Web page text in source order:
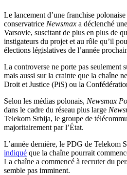
Le lancement d’une franchise
conservatrice Newsmax a déclenché
Varsovie, suscitant de plus en plus de
instigateurs du projet et au rôle qu’il
élections législatives de l’année
La controverse ne porte pas seulement
mais aussi sur la crainte que la chaîne
Droit et Justice (PiS) ou la
Selon les médias polonais, Newsmax
dans le cadre du réseau plus large
Telekom Srbija, le groupe de
majoritairement par l’État.
L’année dernière, le PDG de Telekom
indiqué que la chaîne pourrait
La chaîne a commencé à recruter du
semble pas imminent.